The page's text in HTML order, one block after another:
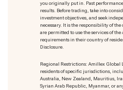
you originally put in. Past
results. Before trading, take into
investment objectives, and seek
necessary. It is the responsibility of
are permitted to use the services of
requirements in their country of
Disclosure.
Regional Restrictions: Amillex Global
residents of specific jurisdictions,
Australia, New Zealand, Mauritius,
Syrian Arab Republic, Myanmar, or